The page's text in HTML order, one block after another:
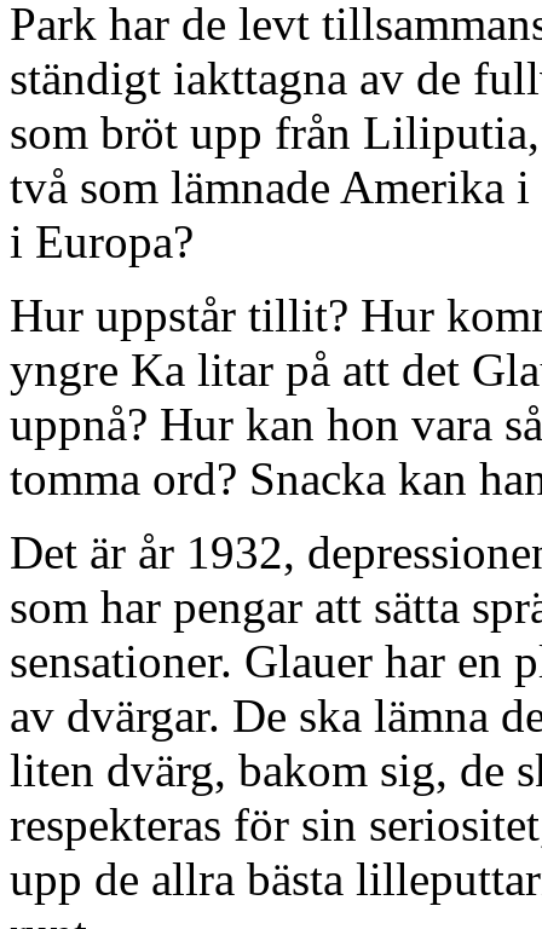
Park har de levt
ständigt iakttagna av de
som bröt upp från
två som lämnade Amerika
i Europa?
Hur uppstår tillit? Hur
yngre Ka litar på att det
uppnå? Hur kan hon vara
tomma ord? Snacka kan
Det är år 1932,
som har pengar att sätta
sensationer. Glauer har en
av dvärgar. De ska lämna
liten dvärg, bakom sig, de
respekteras för sin
upp de allra bästa